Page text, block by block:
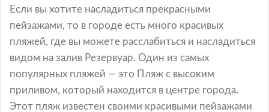
Если вы хотите насладиться прекрасными
пейзажами, то в городе есть много красивых
пляжей, где вы можете расслабиться и насладиться
видом на залив Резервуар. Один из самых
популярных пляжей — это Пляж с высоким
приливом, который находится в центре города.
Этот пляж известен своими красивыми пейзажами